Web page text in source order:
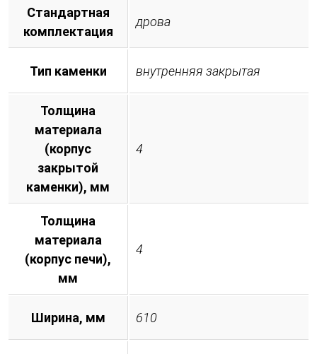
Стандартная
комплектация
дрова
Тип каменки внутренняя закрытая
Толщина
материала
(корпус
закрытой
каменки), мм
4
Толщина
материала
(корпус печи),
мм
4
Ширина, мм 610